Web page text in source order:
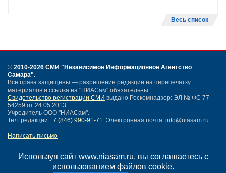
Используя сайт www.niasam.ru, вы соглашаетесь с
использованием файлов cookie.
Весь список
© 2010-2026 СМИ "Независимое Информационное Агентство
Самара".
Все права защищены — разрешение редакции на перепечатку
материалов и ссылка на "НИАСам" обязательны.
Свидетельство регистрации СМИ выдано Роскомнадзор: ЭЛ № ФС 77 -
54259 от 24.05.2013.
Учредитель ООО "НИАСам".
Тел. редакции +7 (846) 990-91-71. Электронная почта: info@niasam.ru
Написать письмо
Нашли ошибку?
Политика конфиденциальности